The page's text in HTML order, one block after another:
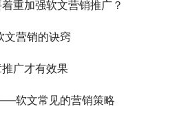
重加强软文营销推广？
文营销的诀窍​
广才有效果
软文常见的营销策略